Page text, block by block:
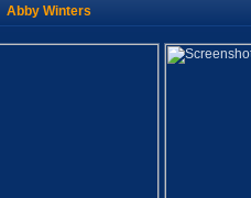
Abby Winters